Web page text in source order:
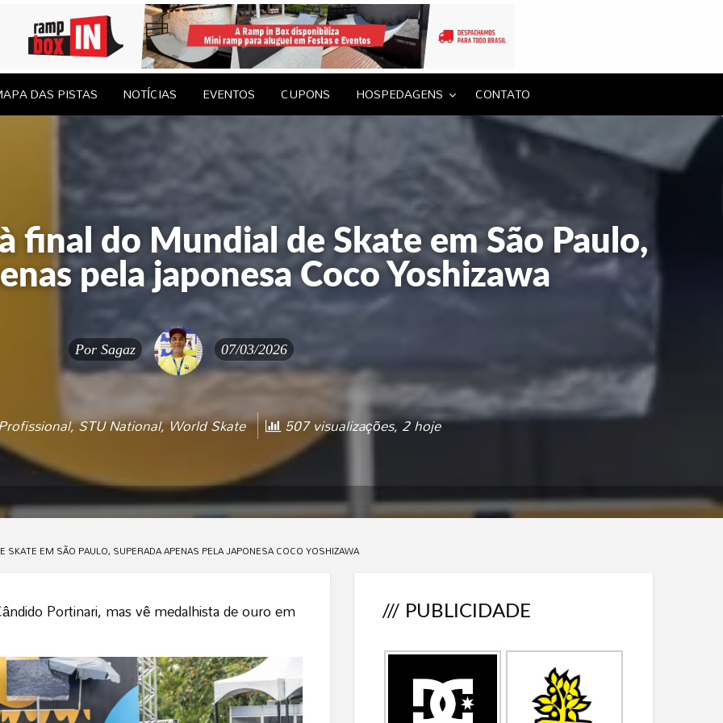
CONTATO
Brasil
DAS PISTAS NOTÍCIAS EVENTOS CUPONS HOSPEDAGENS CONTATO
final do Mundial de Skate em São Paulo,
pela japonesa Coco Yoshizawa
Por Sagaz 07/03/2026
,STU National,World Skate 507 visualizações, 2 hoje
SKATE EM SÃO PAULO, SUPERADA APENAS PELA JAPONESA COCO YOSHIZAWA
Portinari, mas vê medalhista de ouro em /// PUBLICIDADE